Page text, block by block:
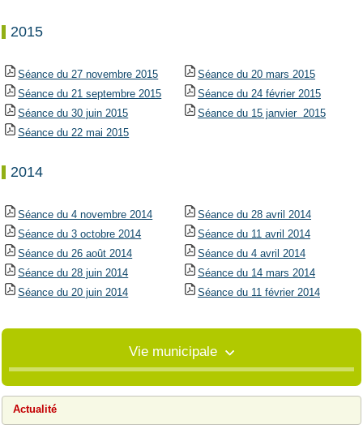
2015
Séance du 27 novembre 2015
Séance du 21 septembre 2015
Séance du 30 juin 2015
Séance du 22 mai 2015
Séance du 20 mars 2015
Séance du 24 février 2015
Séance du 15 janvier 2015
2014
Séance du 4 novembre 2014
Séance du 3 octobre 2014
Séance du 26 août 2014
Séance du 28 juin 2014
Séance du 20 juin 2014
Séance du 28 avril 2014
Séance du 11 avril 2014
Séance du 4 avril 2014
Séance du 14 mars 2014
Séance du 11 février 2014
Vie municipale
Actualité